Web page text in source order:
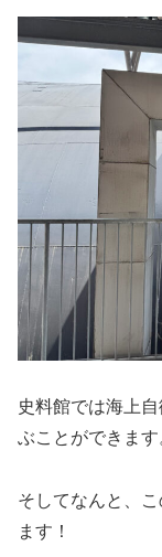
史料館では海上
ぶことができます
そしてなんと、
ます！